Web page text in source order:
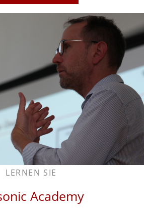
LERNEN SIE
Academy